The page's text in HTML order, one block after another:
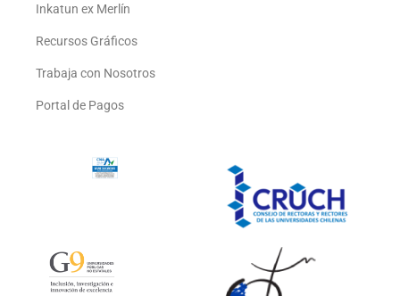
Inkatun ex Merlín
Recursos Gráficos
Trabaja con Nosotros
Portal de Pagos